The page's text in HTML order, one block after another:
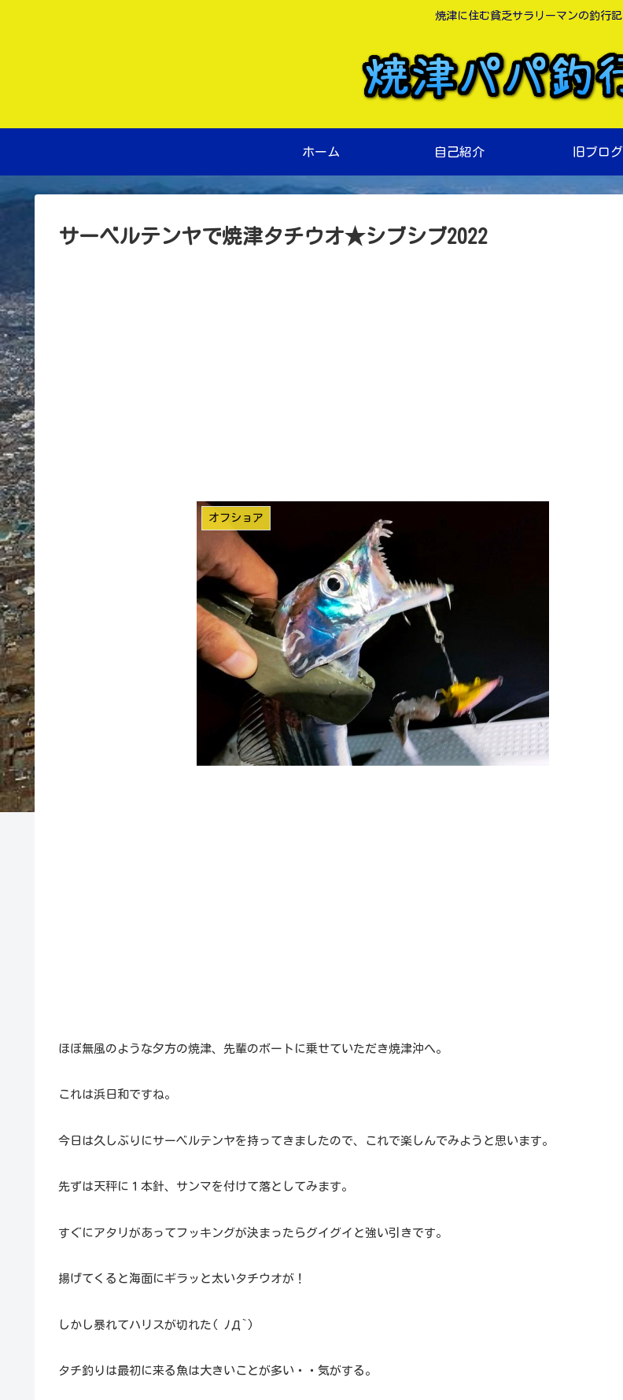
焼津に住む貧乏サラリーマンの釣行記
ホーム 自己紹介 旧ブログ
サーベルテンヤで焼津タチウオ★シブシブ2022
オフショア
ほぼ無風のような夕方の焼津、先輩のボートに乗せていただき焼津沖へ。
これは浜日和ですね。
今日は久しぶりにサーベルテンヤを持ってきましたので、これで楽しんでみようと思います。
先ずは天秤に１本針、サンマを付けて落としてみます。
すぐにアタリがあってフッキングが決まったらグイグイと強い引きです。
揚げてくると海面にギラッと太いタチウオが！
しかし暴れてハリスが切れた( ﾉД`)
タチ釣りは最初に来る魚は大きいことが多い・・気がする。